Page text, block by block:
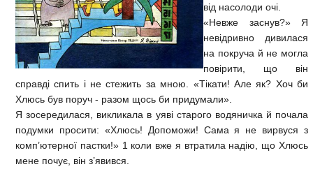
від насолоди очі.
«Невже заснув?» Я
невідривно дивилася
на покруча й не могла
повірити, що він
справді спить і не стежить за мною. «Тікати! Але як? Хоч би
Хлюсь був поруч - разом щось би придумали».
Я зосередилася, викликала в уяві старого водяничка й почала
подумки просити: «Хлюсь! Допоможи! Сама я не вирвуся з
комп’ютерної пастки!» 1 коли вже я втратила надію, що Хлюсь
мене почує, він з’явився.